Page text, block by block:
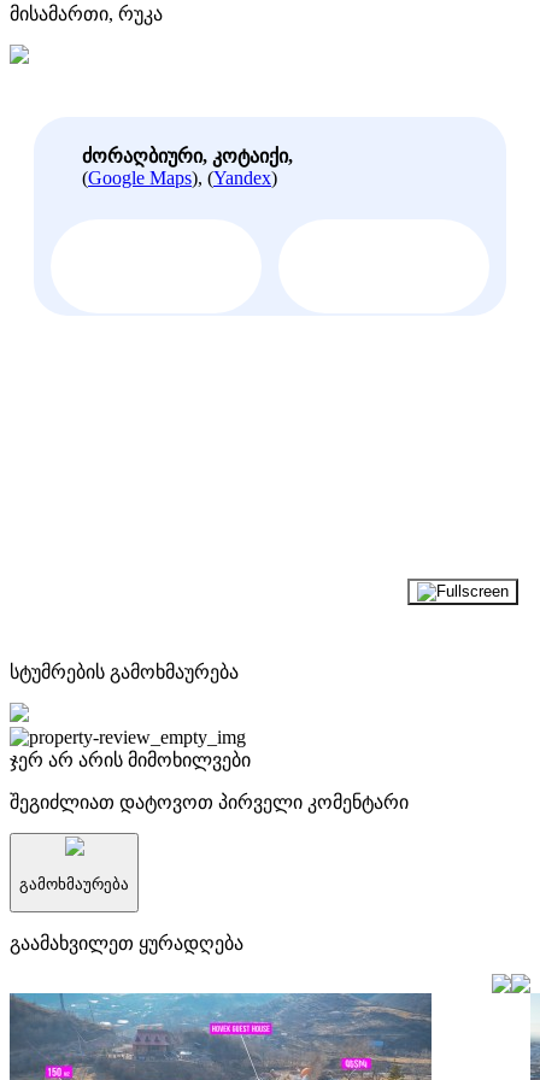
მისამართი, რუკა
ძორაღბიური, კოტაიქი,
(Google Maps), (Yandex)
სტუმრების გამოხმაურება
ჯერ არ არის მიმოხილვები
შეგიძლიათ დატოვოთ პირველი კომენტარი
გამოხმაურება
გაამახვილეთ ყურადღება